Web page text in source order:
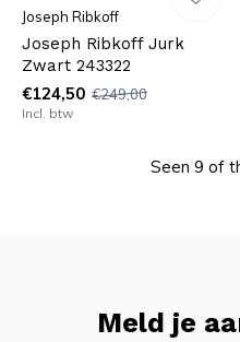
Joseph Ribkoff
Joseph Ribkoff Jurk
Zwart 243322
€124,50 €249,00
Incl. btw
Seen 9 of
Meld je